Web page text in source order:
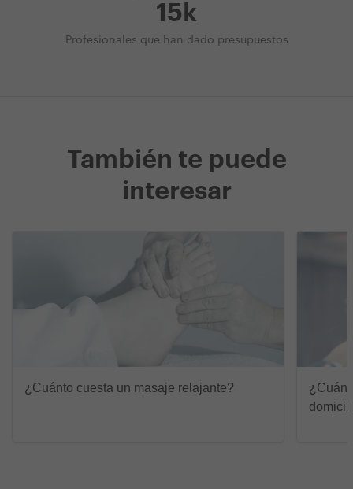
15k
Profesionales que han dado presupuestos
También te puede
interesar
¿Cuánto cuesta un masaje relajante?